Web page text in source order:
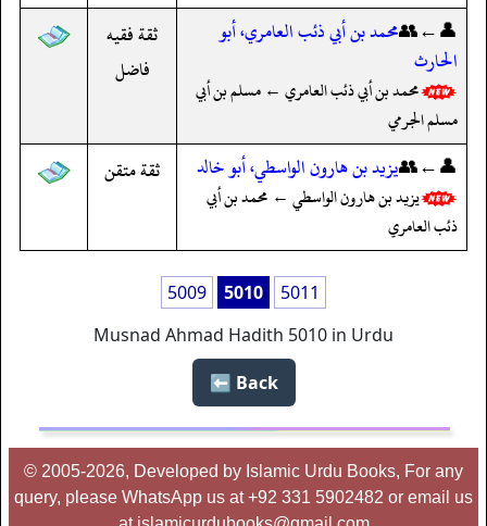
👤←👥محمد بن أبي ذئب العامري، أبو
الحارث
محمد بن أبي ذئب العامري ← مسلم بن أبي
مسلم الجرمي
ثقة فقيه
فاضل
👤←👥يزيد بن هارون الواسطي، أبو خالد
يزيد بن هارون الواسطي ← محمد بن أبي
ذئب العامري
ثقة متقن
5009 5010
5011
Musnad Ahmad Hadith 5010 in Urdu
Back ⬅️
© 2005-2026, Developed by Islamic Urdu Books, For any
query, please WhatsApp us at +92 331 5902482 or email us